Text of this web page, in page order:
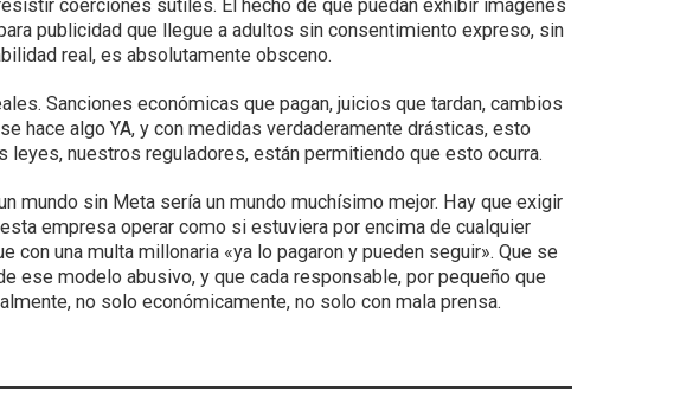
coerciones sutiles. El hecho de que puedan exhibir imágenes
publicidad que llegue a adultos sin consentimiento expreso, sin
real, es absolutamente obsceno.
Sanciones económicas que pagan, juicios que tardan, cambios
hace algo YA, y con medidas verdaderamente drásticas, esto
leyes, nuestros reguladores, están permitiendo que esto ocurra.
mundo sin Meta sería un mundo muchísimo mejor. Hay que exigir
empresa operar como si estuviera por encima de cualquier
con una multa millonaria «ya lo pagaron y pueden seguir». Que se
ese modelo abusivo, y que cada responsable, por pequeño que
no solo económicamente, no solo con mala prensa.